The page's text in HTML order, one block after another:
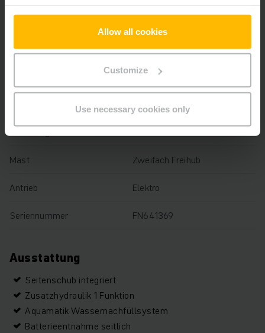
Allow all cookies
Customize
Use necessary cookies only
Hubhöhe
Tragfähigkeit 1600 kg
8009 h
2165 mm
Mast Zweifach Freihub
Antrieb Elektro
Seriennummer FN641369
Ausstattung
Seitenschub integriert
Zusatzhydraulik 1 Funktion
Aquamatik Wassernachfüllsystem
Batterieentnahme seitlich